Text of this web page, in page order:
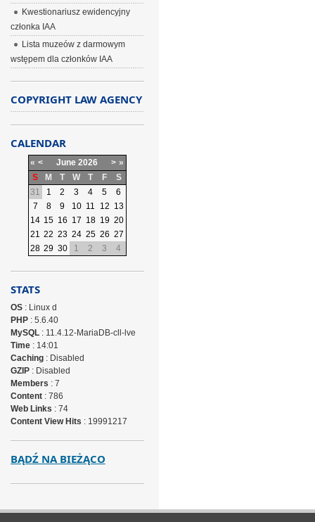
Kwestionariusz ewidencyjny
członka IAA
Lista muzeów z darmowym
wstępem dla członków IAA
COPYRIGHT LAW AGENCY
CALENDAR
« < June 2026 > »
S
M T W T F
S
31
1 2 3 4 5
6
7
8 9 10 11 12 13
14 15 16 17 18 19 20
21 22 23 24 25 26 27
28 29 30 1 2 3 4
STATS
OS: Linux d
PHP: 5.6.40
MySQL: 11.4.12-MariaDB-cll-lve
Time: 14:01
Caching: Disabled
GZIP: Disabled
Members : 7
Content: 786
Web Links : 74
Content View Hits : 19991217
BĄDŹ NA BIEŻĄCO